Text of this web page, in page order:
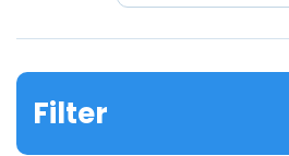
Filter